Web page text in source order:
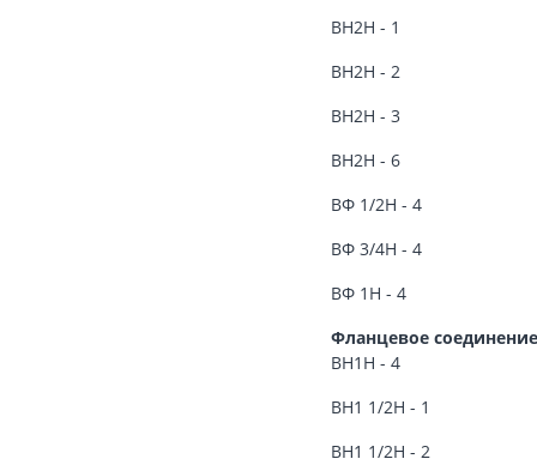
ВН2Н - 1
ВН2Н - 2
ВН2Н - 3
ВН2Н - 6
ВФ 1/2Н - 4
ВФ 3/4Н - 4
ВФ 1Н - 4
Фланцевое
ВН1Н - 4
ВН1 1/2Н - 1
ВН1 1/2Н - 2